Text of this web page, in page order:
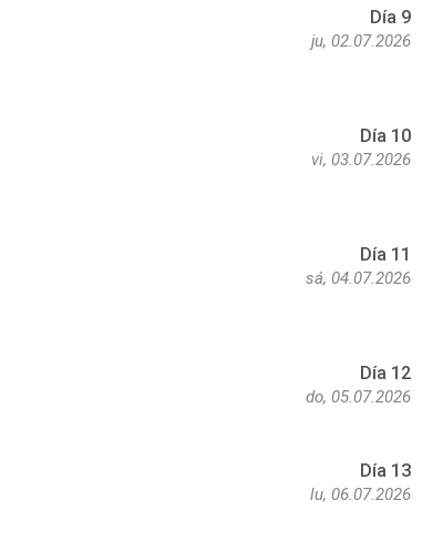
Día 9
ju, 02.07.2026
Día 10
vi, 03.07.2026
Día 11
sá, 04.07.2026
Día 12
do, 05.07.2026
Día 13
lu, 06.07.2026